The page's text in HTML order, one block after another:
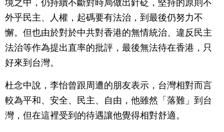
境之中，仍持續不斷對時局做出針砭，堅持的原則不
外乎民主、人權，起碼要有法治，到最後仍努力不
懈。但也由於對於中共對香港的無情統治、違反民主
法治等作為提出直率的批評，最後無法待在香港，只
好來到台灣。
杜念中說，李怡曾跟周遭的朋友表示，台灣相對而言
較為平和、安全、民主、自由，他雖然「落難」到台
灣，但在這裡受到的待遇讓他覺得相對舒適。